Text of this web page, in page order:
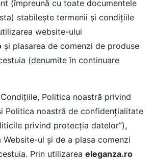
(împreună cu toate documentele
stabileşte termenii şi condiţiile
website-ului
şi plasarea de comenzi de produse
(denumite în continuare
Politica noastră privind
Politica noastră de confidenţialitate
privind protecţia datelor”),
ul şi de a plasa comenzi
Prin utilizarea eleganza.ro